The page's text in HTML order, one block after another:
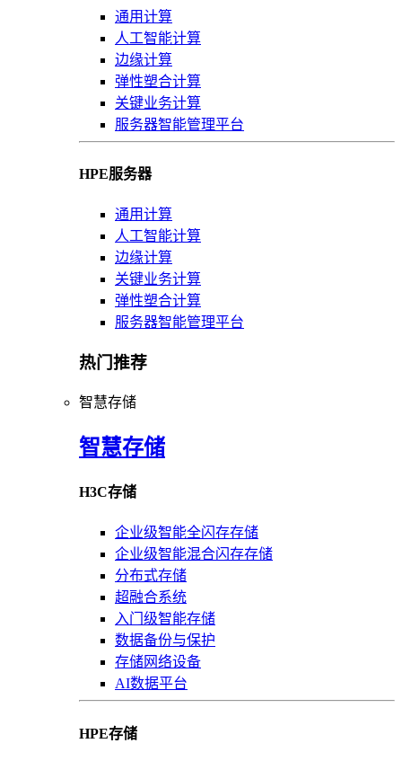
通用计算
人工智能计算
边缘计算
弹性塑合计算
关键业务计算
服务器智能管理平台
HPE服务器
通用计算
人工智能计算
边缘计算
关键业务计算
弹性塑合计算
服务器智能管理平台
热门推荐
智慧存储
智慧存储
H3C存储
企业级智能全闪存存储
企业级智能混合闪存存储
分布式存储
超融合系统
入门级智能存储
数据备份与保护
存储网络设备
AI数据平台
HPE存储